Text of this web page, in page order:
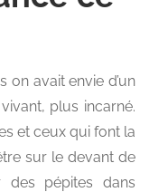
on avait envie d’un
plus incarné.
et ceux qui font la
sur le devant de
des pépites dans